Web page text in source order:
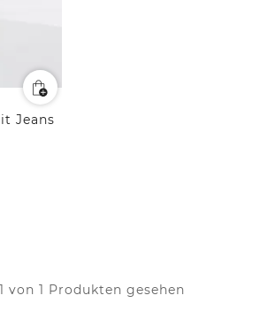
Jeans
von 1 Produkten gesehen